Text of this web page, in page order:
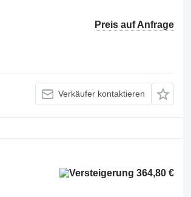
Preis auf Anfrage
Verkäufer kontaktieren
364,80 €